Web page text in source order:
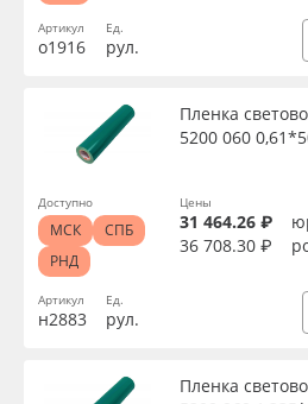
Артикул
о1916
Ед.
рул.
Артикул
н2883
Пленка
5200 060
Ед.
рул.
Цены
31 464.26 ₽
36 708.30 ₽
Доступно
МСК
СПБ
РНД
Пленка